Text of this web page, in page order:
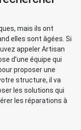
mais ils ont
elles sont âgées. Si
appeler Artisan
d’une équipe qui
proposer une
structure, il va
les solutions qui
les réparations à